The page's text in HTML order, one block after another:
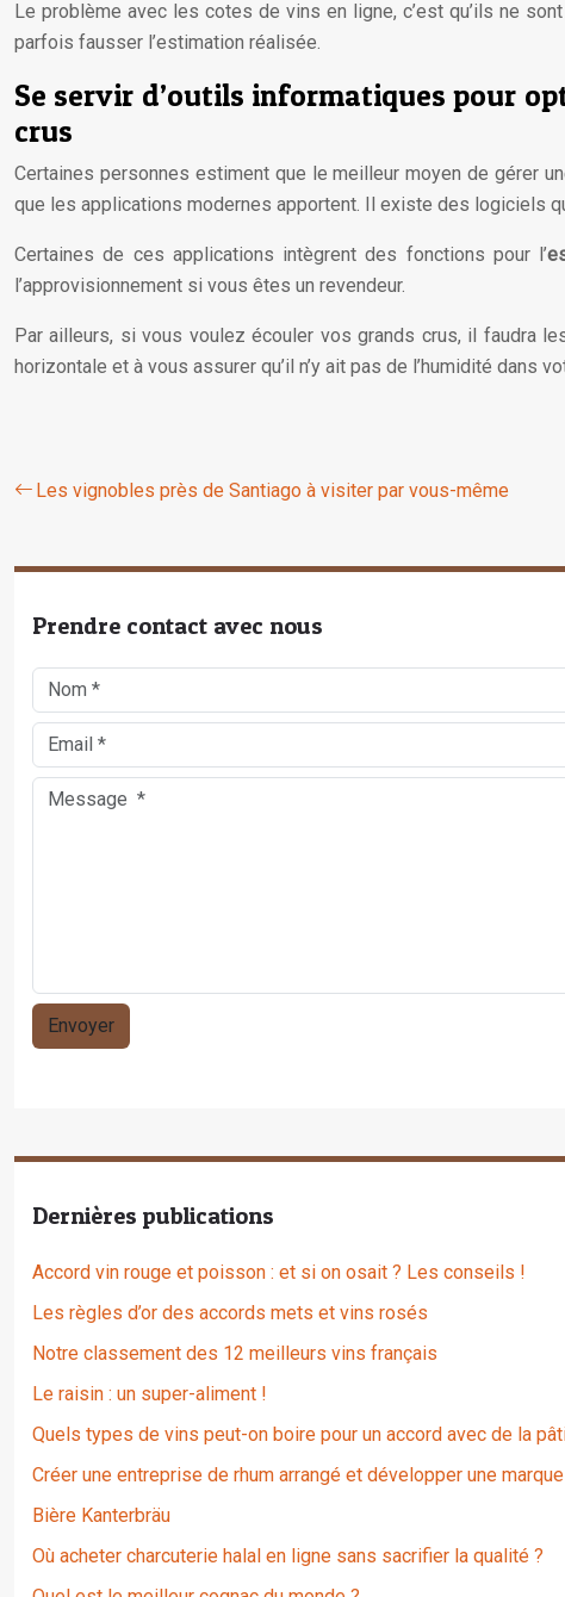
Le problème avec les cotes de vins en ligne, c’est qu’ils ne
parfois fausser l’estimation réalisée.
Se servir d’outils informatiques pour
crus
Certaines personnes estiment que le meilleur moyen de gérer
que les applications modernes apportent. Il existe des logiciels
Certaines de ces applications intègrent des fonctions pour l’
l’approvisionnement si vous êtes un revendeur.
Par ailleurs, si vous voulez écouler vos grands crus, il faudra
horizontale et à vous assurer qu’il n’y ait pas de l’humidité
Les vignobles près de Santiago à visiter par vous-même
Prendre contact avec nous
Dernières publications
Accord vin rouge et poisson : et si on osait ? Les conseils !
Les règles d’or des accords mets et vins rosés
Notre classement des 12 meilleurs vins français
Le raisin : un super-aliment !
Quels types de vins peut-on boire pour un accord avec de la
Créer une entreprise de rhum arrangé et développer une
Bière Kanterbräu
Où acheter charcuterie halal en ligne sans sacrifier la qualité ?